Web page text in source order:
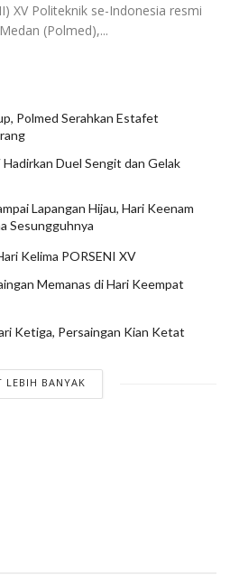
XV Politeknik se-Indonesia resmi
(Polmed),...
Polmed Serahkan Estafet
Duel Sengit dan Gelak
Lapangan Hijau, Hari Keenam
Sesungguhnya
Kelima PORSENI XV
Memanas di Hari Keempat
Ketiga, Persaingan Kian Ketat
LEBIH BANYAK